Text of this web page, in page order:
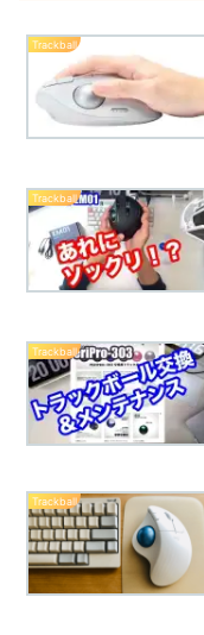
Trackball
Trackball
Trackball
Trackball